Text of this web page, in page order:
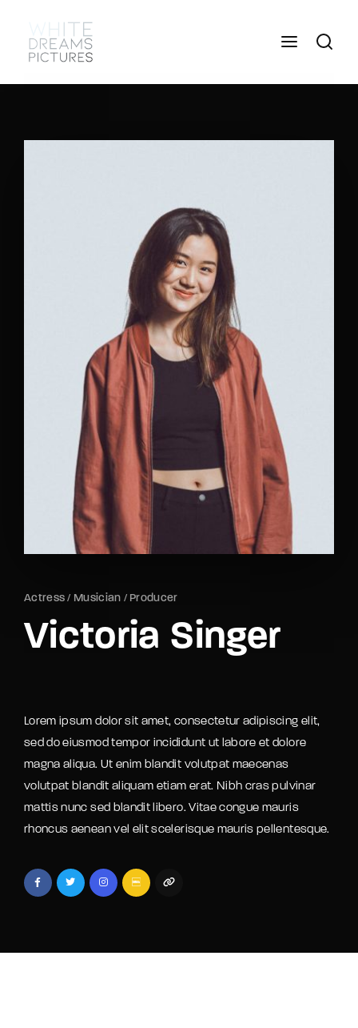
Actress Musician Producer
Victoria Singer
Lorem ipsum dolor sit amet, consectetur adipiscing elit,
sed do eiusmod tempor incididunt ut labore et dolore
magna aliqua. Ut enim blandit volutpat maecenas
volutpat blandit aliquam etiam erat. Nibh cras pulvinar
mattis nunc sed blandit libero. Vitae congue mauris
rhoncus aenean vel elit scelerisque mauris pellentesque.
SIGN IN
Remember Me
Lost Your Password?
By signing in, you agree to
our terms and
conditionsand our .